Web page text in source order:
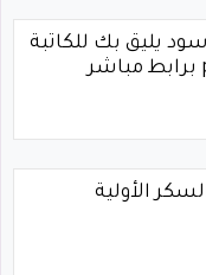
يليق بك للكاتبة
الأولية